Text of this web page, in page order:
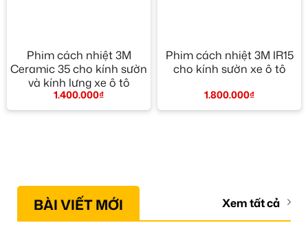
Phim cách nhiệt 3M
Ceramic 35 cho kính sườn
và kính lưng xe ô tô
1.400.000₫
Phim cách nhiệt 3M IR15
cho kính sườn xe ô tô
1.800.000₫
BÀI VIẾT MỚI Xem tất cả